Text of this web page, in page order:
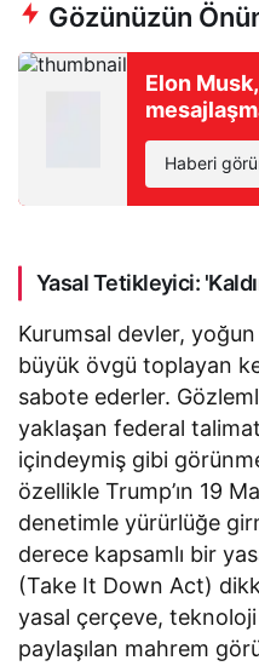
Gözünüzün
Elon
Haberi
Yasal Tetikleyici:
Kurumsal devler,
büyük övgü toplayan
sabote ederler.
yaklaşan federal
içindeymiş gibi
özellikle Trump’ın 19
denetimle yürürlüğe
derece kapsamlı bir
(Take It Down Act)
yasal çerçeve, teknoloji
paylaşılan mahrem